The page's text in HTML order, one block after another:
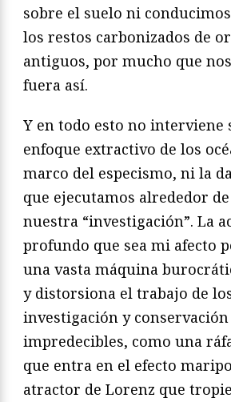
sobre el suelo ni
los restos carbonizados de
antiguos, por mucho que
fuera así.
Y en todo esto no interviene
enfoque extractivo de los
marco del especismo, ni la
que ejecutamos alrededor
nuestra “investigación”. La
profundo que sea mi afecto
una vasta máquina
y distorsiona el trabajo de
investigación y
impredecibles, como una
que entra en el efecto
atractor de Lorenz que